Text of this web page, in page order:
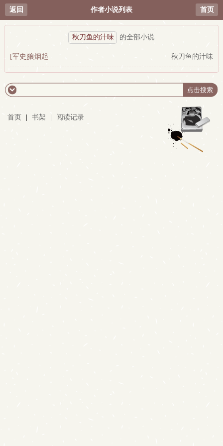
返回 作者小说列表 首页
秋刀鱼的汁味 的全部小说
[军史]狼烟起 秋刀鱼的汁味
首页 书架 阅读记录